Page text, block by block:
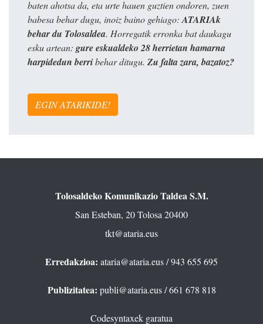
baten ahotsa da, eta urte hauen guztien ondoren, zuen
babesa behar dugu, inoiz baino gehiago:ATARIAk
behar du Tolosaldea. Horregatik erronka bat daukagu
esku artean: gure eskualdeko 28 herrietan hamarna
harpidedun berribehar ditugu. Zu falta zara, bazatoz?
EGIN ATARIKIDE!
Tolosaldeko Komunikazio Taldea S.M.
San Esteban, 20 Tolosa 20400
tkt@ataria.eus
Erredakzioa: ataria@ataria.eus/ 943 655 695
Publizitatea: publi@ataria.eus/ 661 678 818
Codesyntaxek garatua